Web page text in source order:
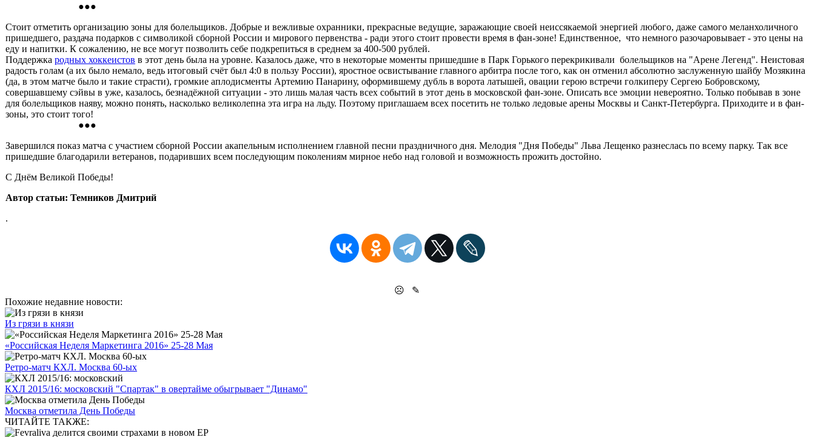
●●●
Стоит отметить организацию зоны для болельщиков. Добрые и вежливые охранники, прекрасные ведущие, заражающие своей неиссякаемой энергией любого, даже самого меланхоличного
пришедшего, раздача подарков с символикой сборной России и мирового первенства - ради этого стоит провести время в фан-зоне! Единственное, что немного разочаровывает - это цены на
еду и напитки. К сожалению, не все могут позволить себе подкрепиться в среднем за 400-500 рублей.
Поддержка родных хоккеистов в этот день была на уровне. Казалось даже, что в некоторые моменты пришедшие в Парк Горького перекрикивали болельщиков на "Арене Легенд". Неистовая
радость голам (а их было немало, ведь итоговый счёт был 4:0 в пользу России), яростное освистывание главного арбитра после того, как он отменил абсолютно заслуженную шайбу Мозякина
(да, в этом матче было и такие страсти), громкие аплодисменты Артемию Панарину, оформившему дубль в ворота латышей, овации герою встречи голкиперу Сергею Бобровскому,
совершавшему сэйвы в уже, казалось, безнадёжной ситуации - это лишь малая часть всех событий в этот день в московской фан-зоне. Описать все эмоции невероятно. Только побывав в зоне
для болельщиков наяву, можно понять, насколько великолепна эта игра на льду. Поэтому приглашаем всех посетить не только ледовые арены Москвы и Санкт-Петербурга. Приходите и в фан-
зоны, это стоит того!
●●●
Завершился показ матча с участием сборной России акапельным исполнением главной песни праздничного дня. Мелодия "Дня Победы" Льва Лещенко разнеслась по всему парку. Так все
пришедшие благодарили ветеранов, подаривших всем последующим поколениям мирное небо над головой и возможность прожить достойно.
С Днём Великой Победы!
Автор статьи: Темников Дмитрий
.
☹
✎
Похожие недавние новости:
Из грязи в князи
«Российская Неделя Маркетинга 2016» 25-28 Мая
Ретро-матч КХЛ. Москва 60-ых
КХЛ 2015/16: московский "Спартак" в овертайме обыгрывает "Динамо"
Москва отметила День Победы
ЧИТАЙТЕ ТАКЖЕ: